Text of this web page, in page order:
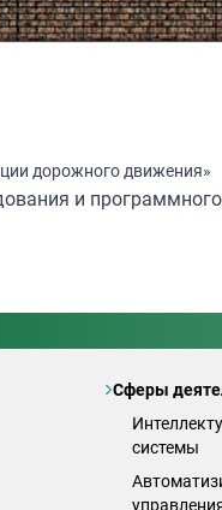
дорожного движения»
и
Сферы
системы